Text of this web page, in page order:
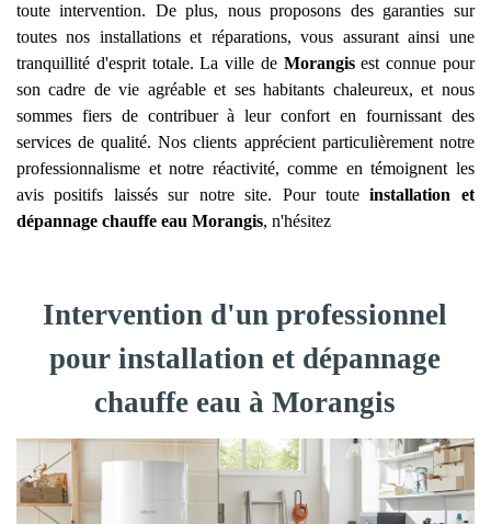
toute intervention. De plus, nous proposons des garanties sur
toutes nos installations et réparations, vous assurant ainsi une
tranquillité d'esprit totale. La ville de Morangisest connue pour
son cadre de vie agréable et ses habitants chaleureux, et nous
sommes fiers de contribuer à leur confort en fournissant des
services de qualité. Nos clients apprécient particulièrement notre
professionnalisme et notre réactivité, comme en témoignent les
avis positifs laissés sur notre site. Pour touteinstallation et
dépannage chauffe eau Morangis, n'hésitez
Intervention d'un professionnel
pour installation et dépannage
chauffe eau à Morangis